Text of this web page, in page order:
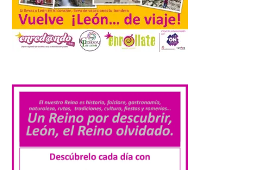
conforme a la legalidad, la
solicitud para la
celebración del Iberia
Eclipse Festival
Durante la mañana de ayer
miércoles ha sido
registrada en el
Ayuntamiento una
solicitud relacionada con
la celebración de este evento. Ante las
informaciones aparecidas en distintos